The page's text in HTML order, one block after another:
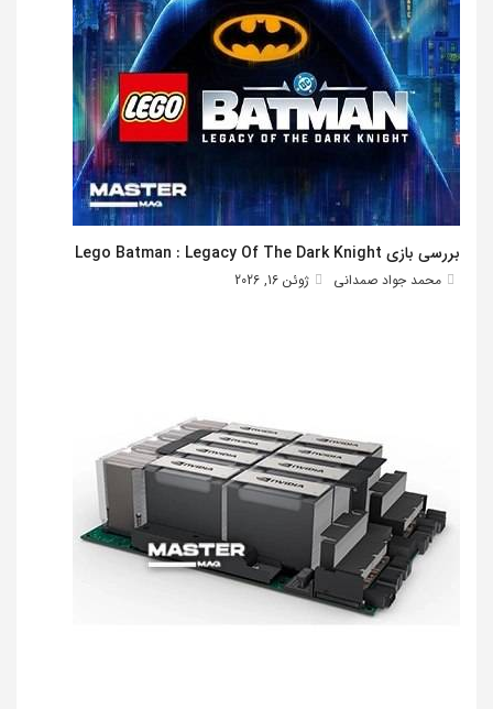
بررسی بازی Lego Batman : Legacy Of The Dark Knight
محمد جواد صمدانی ژوئن 16, 2026